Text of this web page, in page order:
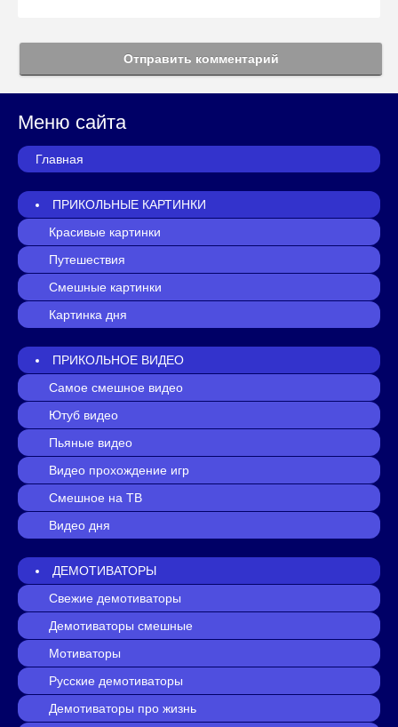
Отправить комментарий
Меню сайта
Главная
ПРИКОЛЬНЫЕ КАРТИНКИ
Красивые картинки
Путешествия
Смешные картинки
Картинка дня
ПРИКОЛЬНОЕ ВИДЕО
Самое смешное видео
Ютуб видео
Пьяные видео
Видео прохождение игр
Смешное на ТВ
Видео дня
ДЕМОТИВАТОРЫ
Свежие демотиваторы
Демотиваторы смешные
Мотиваторы
Русские демотиваторы
Демотиваторы про жизнь